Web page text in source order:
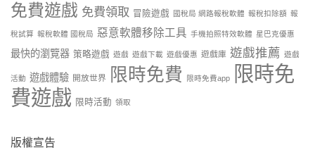
免費遊戲 免費領取 冒險遊戲 國稅局 網路報稅軟體 報稅扣除額 報
稅試算 報稅軟體 國稅局 惡意軟體移除工具 手機拍照特效軟體 星巴克優惠
最快的瀏覽器 策略遊戲 遊戲 遊戲下載 遊戲優惠 遊戲庫 遊戲推薦 遊戲
活動 遊戲體驗 開放世界 限時免費 限時免費app
限時免
費遊戲 限時活動 領取
版權宣告